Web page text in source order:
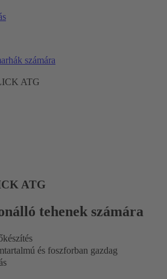
számára
ATG
ATG
tehenek számára
és foszforban gazdag